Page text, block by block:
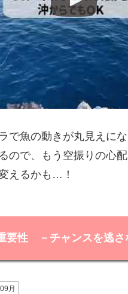
で魚の動きが丸見えに
ので、もう空振りの心
えるかも…！
要性 －チャンスを逃さ
09月